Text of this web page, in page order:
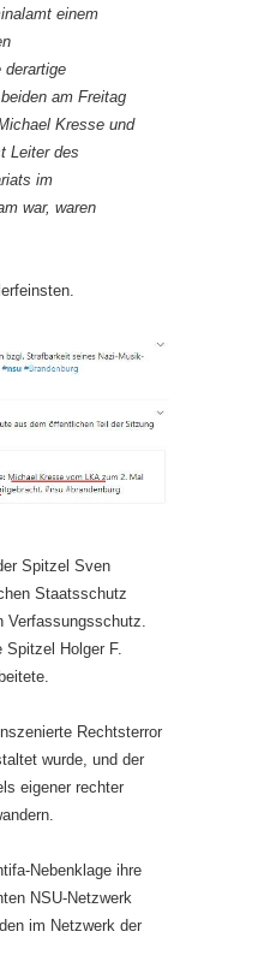
einem
derartige
am Freitag
Kresse und
Leiter des
im
war, waren
Spitzel Sven
Staatsschutz
Spitzel Holger F.
Rechtsterror
wurde, und der
eigener rechter
Nebenklage ihre
NSU-Netzwerk
im Netzwerk der